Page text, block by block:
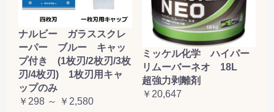
ナルビー ガラススクレ
ーパー ブルー キャッ
プ付き (1枚刃/2枚刃/3枚
刃/4枚刃) 1枚刃用キャ
ップのみ
￥298 ～ ￥2,580
ミッケル化学 ハイパー
リムーバーネオ 18L
超強力剥離剤
￥20,647